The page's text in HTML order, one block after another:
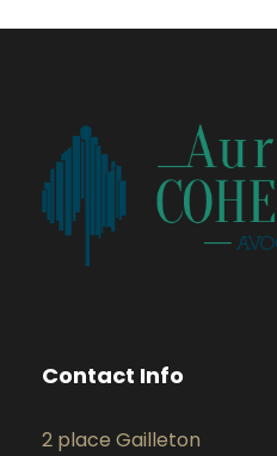
Contact Info
2 place Gailleton